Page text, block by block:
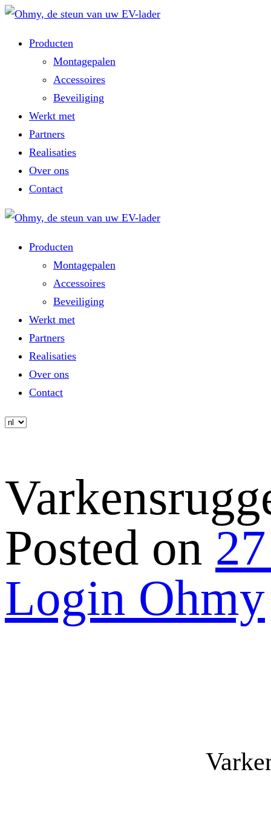
Producten
Montagepalen
Accessoires
Beveiliging
Werkt met
Partners
Realisaties
Over ons
Contact
Producten
Montagepalen
Accessoires
Beveiliging
Werkt met
Partners
Realisaties
Over ons
Contact
Skip
content
Posted on
Login Ohmy